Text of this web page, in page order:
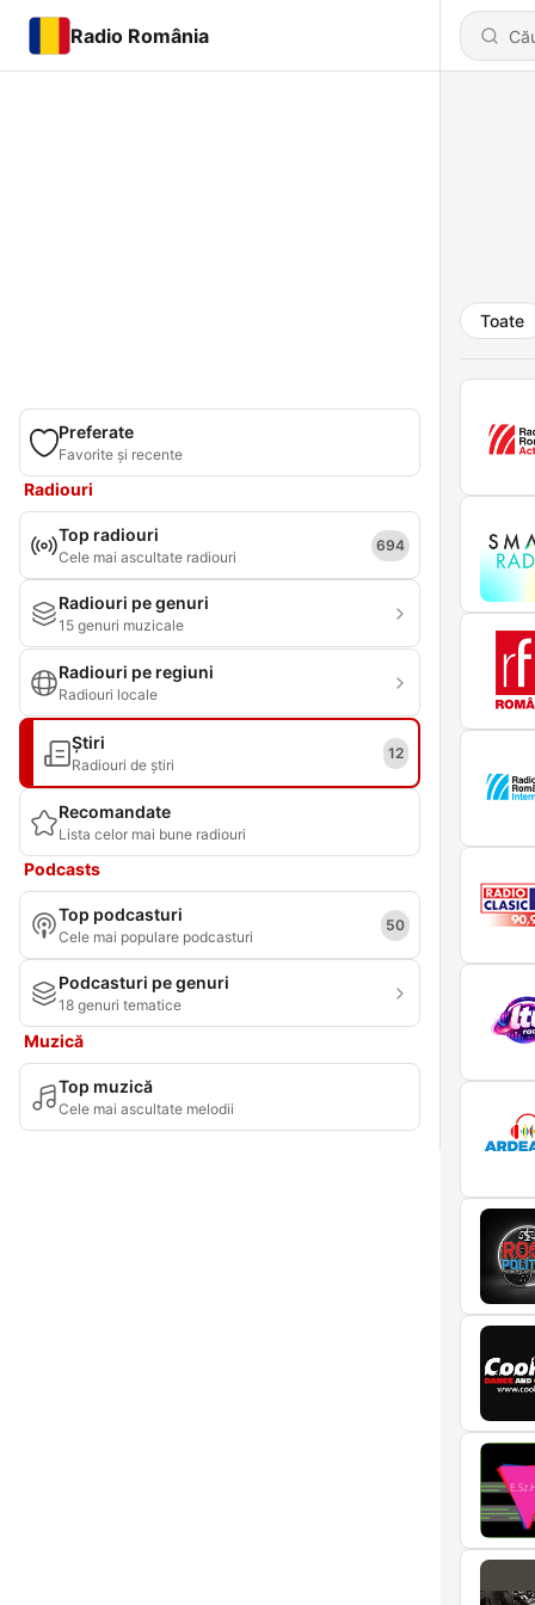
Radio România
Preferate
Favorite și recente
Radiouri
Top radiouri
Cele mai ascultate radiouri
694
Radiouri pe genuri
15 genuri muzicale
Radiouri pe regiuni
Radiouri locale
Știri
Radiouri de știri
12
Recomandate
Lista celor mai bune radiouri
Podcasts
Top podcasturi
Cele mai populare podcasturi
50
Podcasturi pe genuri
18 genuri tematice
Muzică
Top muzică
Cele mai ascultate melodii
Toate